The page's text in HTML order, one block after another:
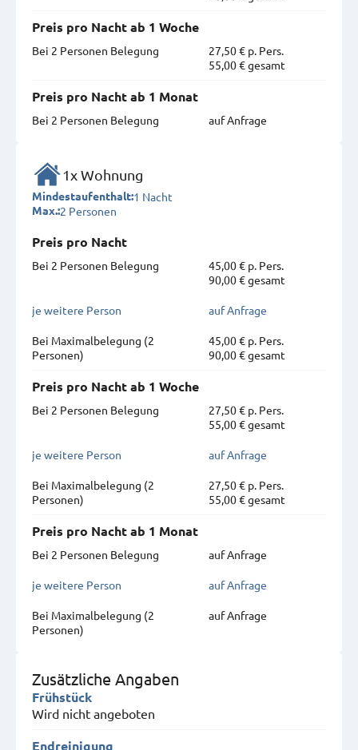
Preis pro Nacht ab 1 Woche
Bei 2 Personen Belegung
27,50 € p. Pers.
55,00 € gesamt
Preis pro Nacht ab 1 Monat
Bei 2 Personen Belegung
auf Anfrage
1x Wohnung
Mindestaufenthalt:1 Nacht
Max.:2 Personen
Preis pro Nacht
Bei 2 Personen Belegung
45,00 € p. Pers.
90,00 € gesamt
je weitere Person auf Anfrage
Bei Maximal­belegung (2
Personen)
45,00 € p. Pers.
90,00 € gesamt
Preis pro Nacht ab 1 Woche
Bei 2 Personen Belegung
27,50 € p. Pers.
55,00 € gesamt
je weitere Person auf Anfrage
Bei Maximal­belegung (2
Personen)
27,50 € p. Pers.
55,00 € gesamt
Preis pro Nacht ab 1 Monat
Bei 2 Personen Belegung
auf Anfrage
je weitere Person auf Anfrage
Bei Maximal­belegung (2
Personen)
auf Anfrage
Zusätzliche Angaben
Frühstück
Wird nicht angeboten
Endreinigung